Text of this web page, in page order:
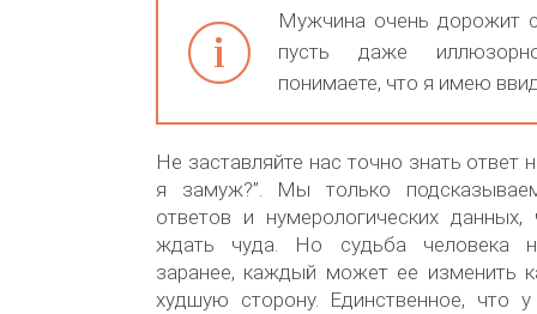
Мужчина очень дорожит
пусть даже
понимаете, что я имею
Не заставляйте нас точно знать ответ
я замуж?”. Мы только
ответов и нумерологических данных,
ждать чуда. Но судьба человека
заранее, каждый может ее изменить
худшую сторону. Единственное, что